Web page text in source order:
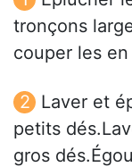
tronçons
couper les
Laver et
petits
gros